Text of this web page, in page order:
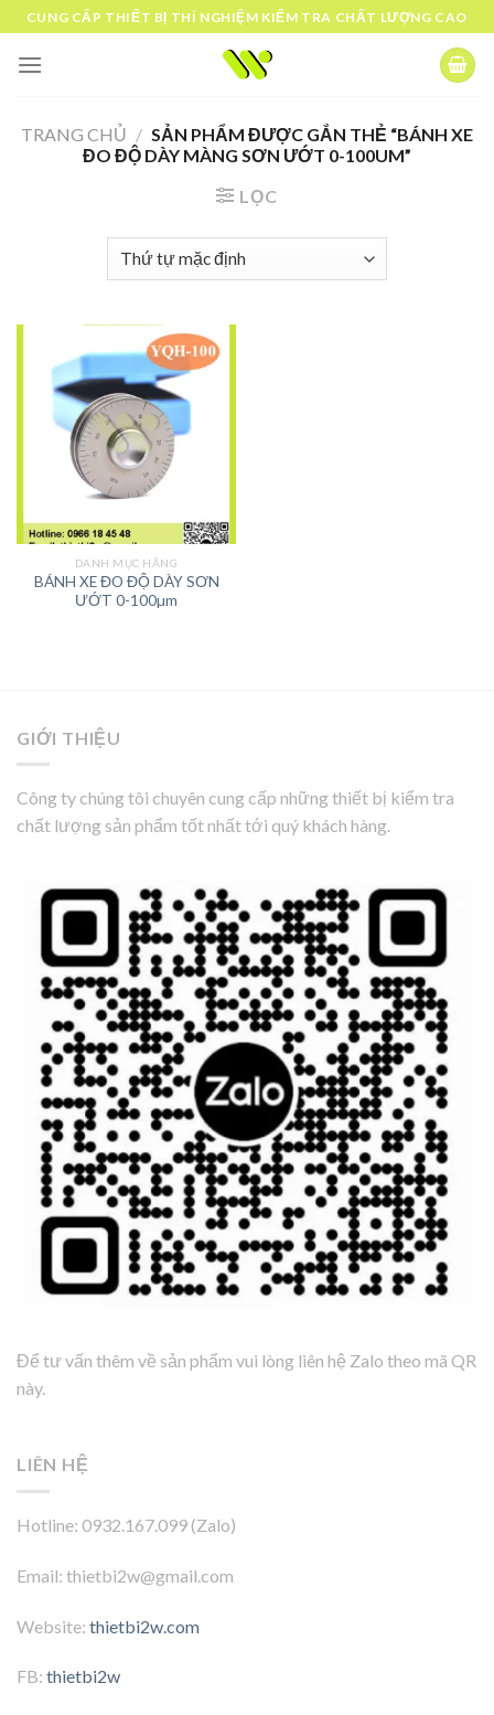
Skip
to
content
CUNG CẤP THIẾT BỊ THÍ NGHIỆM KIỂM TRA CHẤT LƯỢNG CAO
TRANG CHỦ / SẢN PHẨM ĐƯỢC GẮN THẺ “BÁNH XE
ĐO ĐỘ DÀY MÀNG SƠN ƯỚT 0-100UM”
LỌC
DANH MỤC HÃNG
BÁNH XE ĐO ĐỘ DÀY SƠN
ƯỚT 0-100µm
GIỚI THIỆU
Công ty chúng tôi chuyên cung cấp những thiết bị kiểm tra
chất lượng sản phẩm tốt nhất tới quý khách hàng.
Để tư vấn thêm về sản phẩm vui lòng liên hệ Zalo theo mã QR
này.
LIÊN HỆ
Hotline: 0932.167.099 (Zalo)
Email: thietbi2w@gmail.com
Website: thietbi2w.com
FB: thietbi2w